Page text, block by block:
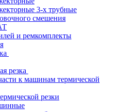
3-х трубные
смешения
и ремкомплекты
резка
к машинам термической
резки